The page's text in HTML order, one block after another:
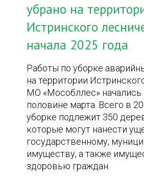
убрано на
Истринского
начала 2025 года
Работы по уборке
на территории
МО «Мособллес» начались
половине марта. Всего в
уборке подлежит 350
которые могут нанести
государственному,
имуществу, а также
здоровью граждан.